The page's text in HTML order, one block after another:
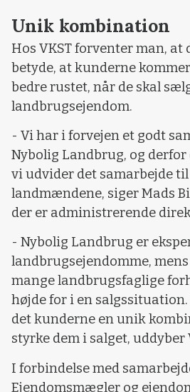
Unik kombination
Hos VKST forventer man, at
betyde, at kunderne
bedre rustet, når de skal
landbrugsejendom.
- Vi har i forvejen et godt
Nybolig Landbrug, og
vi udvider det samarbejde
landmændene, siger Mads
der er administrerende
- Nybolig Landbrug er
landbrugsejendomme,
mange landbrugsfaglige
højde for i en
det kunderne en unik
styrke dem i salget,
I forbindelse med
Ejendomsmægler og